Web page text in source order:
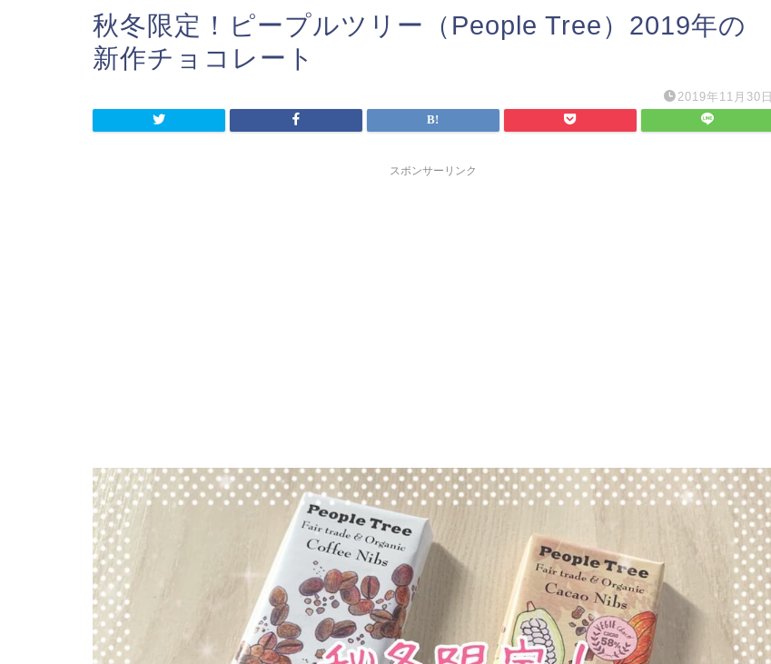
秋冬限定！ピープルツリー（People Tree）2019年の
新作チョコレート
2019年11月30日
スポンサーリンク